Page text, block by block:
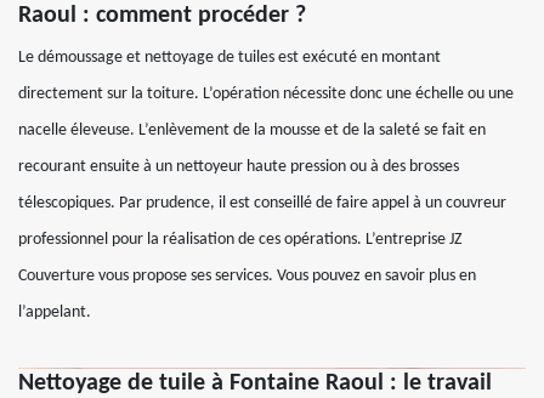
Raoul : comment procéder ?
Le démoussage et nettoyage de tuiles est exécuté en montant
directement sur la toiture. L’opération nécessite donc une échelle ou une
nacelle éleveuse. L’enlèvement de la mousse et de la saleté se fait en
recourant ensuite à un nettoyeur haute pression ou à des brosses
télescopiques. Par prudence, il est conseillé de faire appel à un couvreur
professionnel pour la réalisation de ces opérations. L’entreprise JZ
Couverture vous propose ses services. Vous pouvez en savoir plus en
l’appelant.
Nettoyage de tuile à Fontaine Raoul : le travail